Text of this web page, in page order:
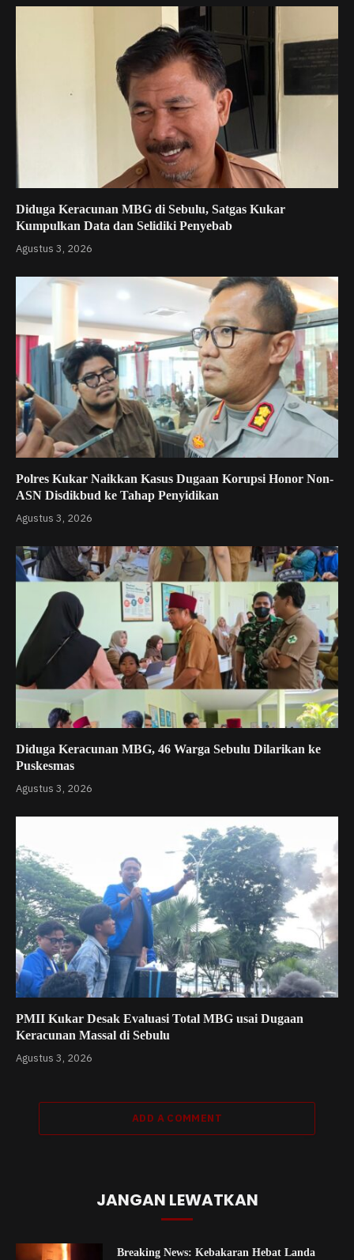
Diduga Keracunan MBG di Sebulu, Satgas Kukar
Kumpulkan Data dan Selidiki Penyebab
Agustus 3, 2026
Polres Kukar Naikkan Kasus Dugaan Korupsi Honor Non-
ASN Disdikbud ke Tahap Penyidikan
Agustus 3, 2026
Diduga Keracunan MBG, 46 Warga Sebulu Dilarikan ke
Puskesmas
Agustus 3, 2026
PMII Kukar Desak Evaluasi Total MBG usai Dugaan
Keracunan Massal di Sebulu
Agustus 3, 2026
ADD A COMMENT
JANGAN LEWATKAN
Breaking News: Kebakaran Hebat Landa